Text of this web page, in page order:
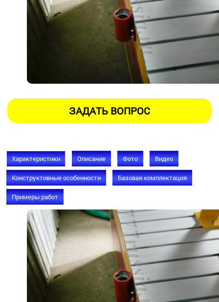
Характеристики Описание Фото Видео
Конструктивные особенности Базовая комплектация
Примеры работ